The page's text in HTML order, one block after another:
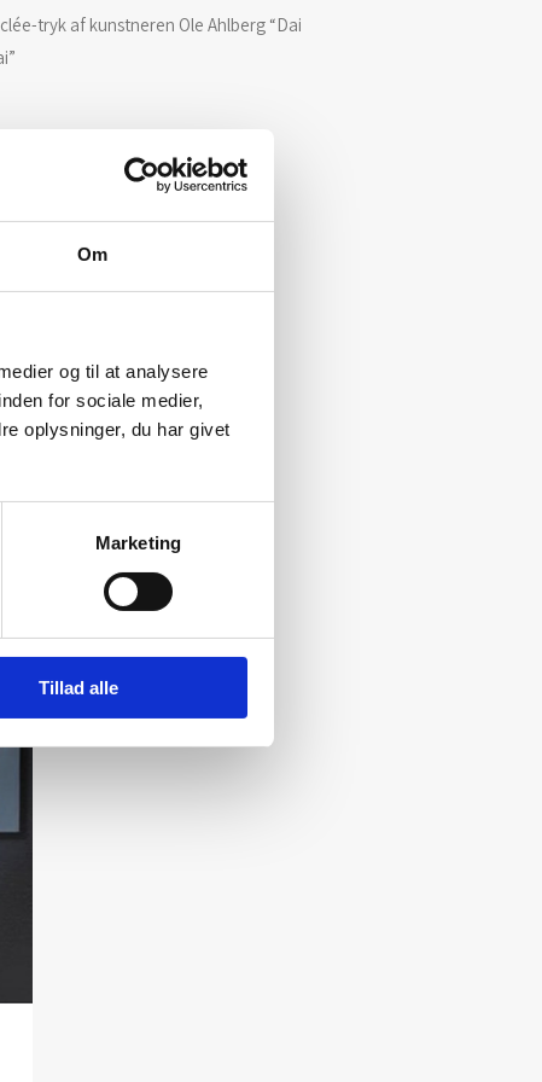
Om
og til at analysere
for sociale medier,
oplysninger, du har givet
Marketing
Tillad alle
tryk af kunstneren Ole Ahlberg “Dai